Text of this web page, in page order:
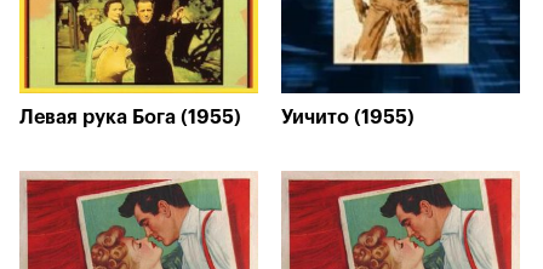
Левая рука Бога (1955) Уичито (1955)